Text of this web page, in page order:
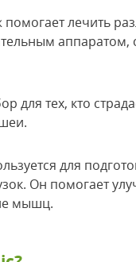
помогает лечить
аппаратом,
для тех, кто
для
Он помогает
мышц.